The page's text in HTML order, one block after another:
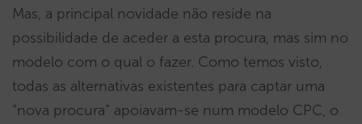
Mas, a principal novidade não reside na
possibilidade de aceder a esta procura, mas sim no
modelo com o qual o fazer. Como temos visto,
todas as alternativas existentes para captar uma
“nova procura” apoiavam-se num modelo CPC, o